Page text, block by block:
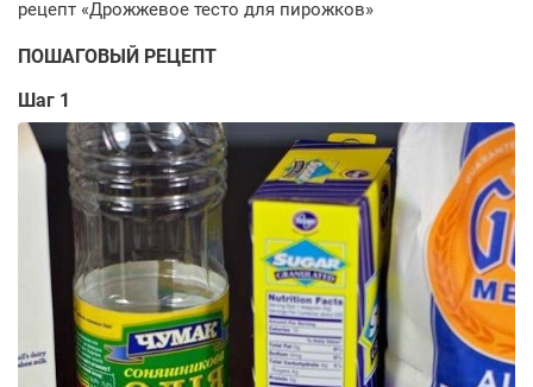
ПОШАГОВЫЙ РЕЦЕПТ
Шаг 1